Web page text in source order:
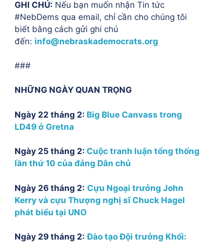
GHI CHÚ: Nếu bạn muốn nhận Tin tức
#NebDems qua email, chỉ cần cho chúng tôi
biết bằng cách gửi ghi chú
đến: info@nebraskademocrats.org
###
NHỮNG NGÀY QUAN TRỌNG
Ngày 22 tháng 2: Big Blue Canvass trong
LD49 ở Gretna
Ngày 25 tháng 2: Cuộc tranh luận tổng thống
lần thứ 10 của đảng Dân chủ
Ngày 26 tháng 2: Cựu Ngoại trưởng John
Kerry và cựu Thượng nghị sĩ Chuck Hagel
phát biểu tại UNO
Ngày 29 tháng 2: Đào tạo Đội trưởng Khối: